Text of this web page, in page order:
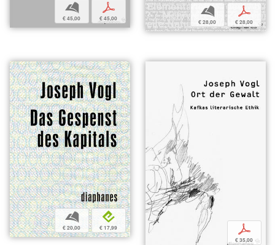
b
€ 45,00
p
€ 45,00
b
€ 28,00
p
€ 28,00
b
€ 20,00
e
€ 17,99 p
€ 35,00